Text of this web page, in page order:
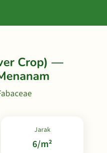
Crop) —
Jarak
6/m²